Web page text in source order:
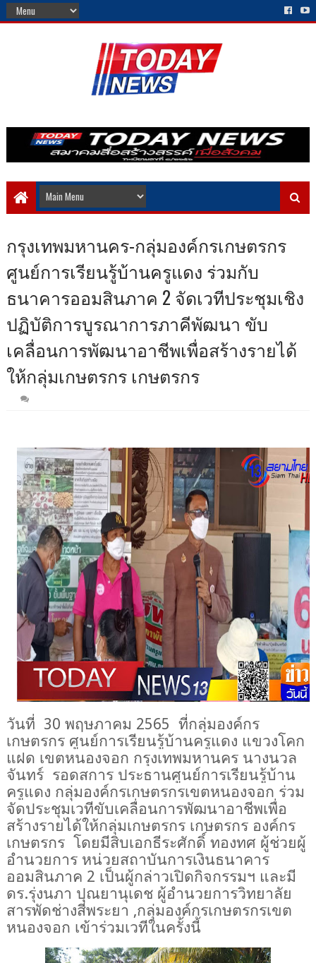
กรุงเทพมหานคร-กลุ่มองค์กรเกษตรกร
ศูนย์การเรียนรู้บ้านครูแดง ร่วมกับ
ธนาคารออมสินภาค 2 จัดเวทีประชุมเชิง
ปฏิบัติการบูรณาการภาคีพัฒนา ขับ
เคลื่อนการพัฒนาอาชีพเพื่อสร้างรายได้
ให้กลุ่มเกษตรกร เกษตรกร
วันที่ 30 พฤษภาคม 2565 ที่กลุ่มองค์กร
เกษตรกร ศูนย์การเรียนรู้บ้านครูแดง แขวงโคก
แฝด เขตหนองจอก กรุงเทพมหานคร นางนวล
จันทร์ รอดสการ ประธานศูนย์การเรียนรู้บ้าน
ครูแดง กลุ่มองค์กรเกษตรกรเขตหนองจอก ร่วม
จัดประชุมเวทีขับเคลื่อนการพัฒนาอาชีพเพื่อ
สร้างรายได้ให้กลุ่มเกษตรกร เกษตรกร องค์กร
เกษตรกร โดยมีสิบเอกธีระศักดิ์ ทองทศ ผู้ช่วยผู้
อำนวยการ หน่วยสถาบันการเงินธนาคาร
ออมสินภาค 2 เป็นผู้กล่าวเปิดกิจกรรมฯ และมี
ดร.รุ่งนภา ปุณยานุเดช ผู้อำนวยการวิทยาลัย
สารพัดช่างสี่พระยา ,กลุ่มองค์กรเกษตรกรเขต
หนองจอก เข้าร่วมเวทีในครั้งนี้